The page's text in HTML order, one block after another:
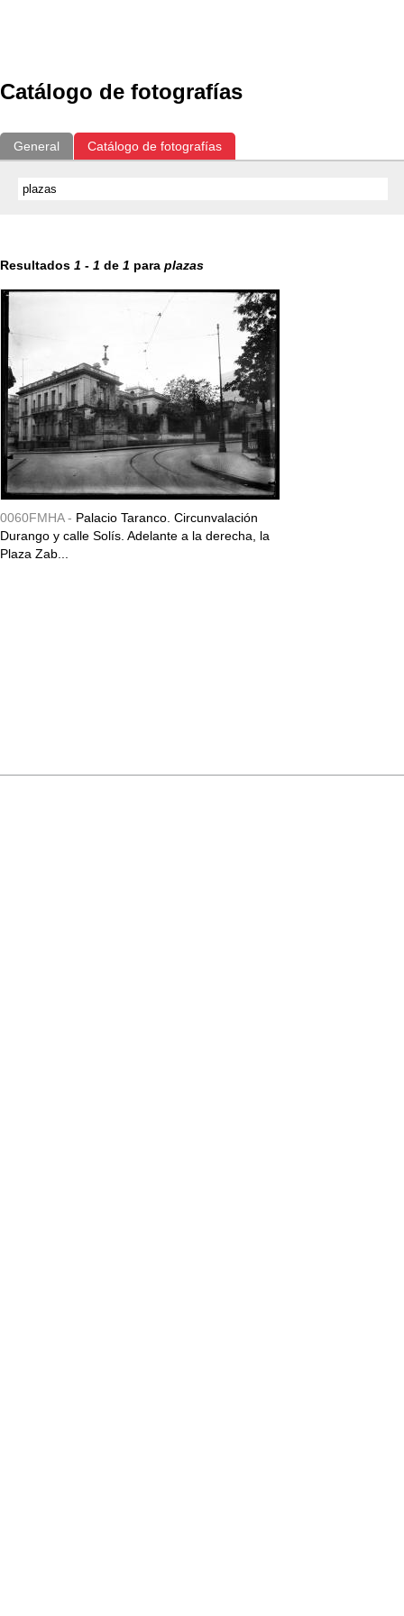
Catálogo de fotografías
General Catálogo de fotografías
Resultados 1 - 1 de 1 para plazas
0060FMHA - Palacio Taranco. Circunvalación
Durango y calle Solís. Adelante a la derecha, la
Plaza Zab...